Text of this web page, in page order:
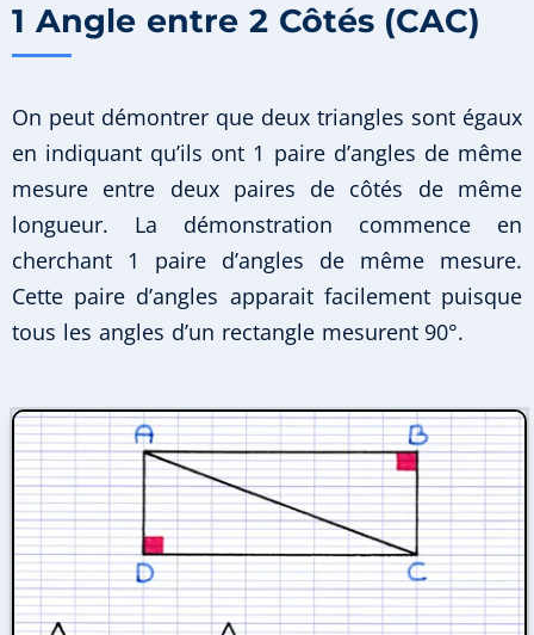
1 Angle entre 2 Côtés (CAC)
On peut démontrer que deux triangles sont égaux
en indiquant qu’ils ont 1 paire d’angles de même
mesure entre deux paires de côtés de même
longueur. La démonstration commence en
cherchant 1 paire d’angles de même mesure.
Cette paire d’angles apparait facilement puisque
tous les angles d’un rectangle mesurent 90°.